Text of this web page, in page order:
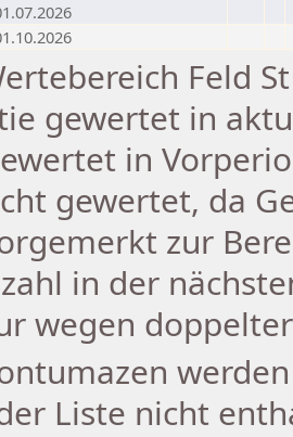
Feld
gewertet in
in
gewertet, da
zur
in der
wegen
Liste nicht